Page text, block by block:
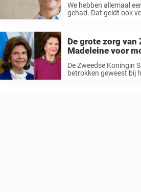
We hebben allemaal
gehad. Dat geldt ook
De grote zorg van
Madeleine voor
De Zweedse Koningin
betrokken geweest bij